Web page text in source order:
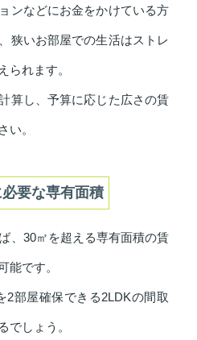
ンなどにお金をかけている方
狭いお部屋での生活はストレ
られます。
算し、予算に応じた広さの賃
い。
要な専有面積
、30㎡を超える専有面積の賃
能です。
2部屋確保できる2LDKの間取
でしょう。